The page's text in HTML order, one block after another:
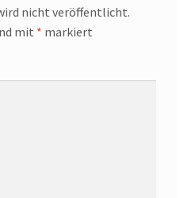
nicht veröffentlicht.
mit * markiert